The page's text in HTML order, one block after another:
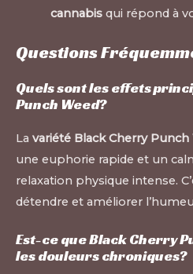
cannabisqui répond à
Questions
Quels sont les effets
Punch Weed?
La variété Black Cherry Punch
une euphorie rapide et un
relaxation physique intense.
détendre et améliorer
Est-ce que Black Cherry
les douleurs chroniques?